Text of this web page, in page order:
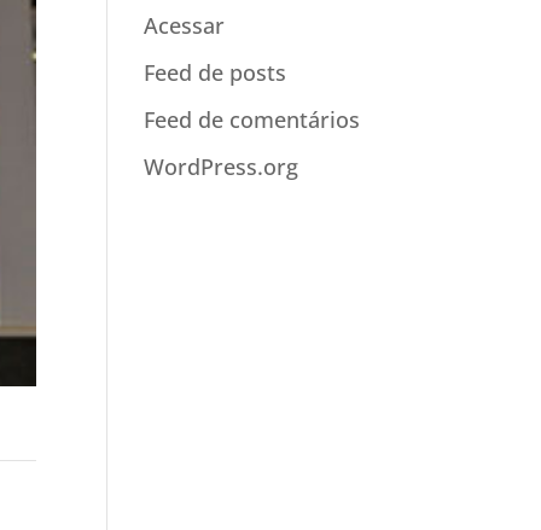
Acessar
Feed de posts
Feed de comentários
WordPress.org